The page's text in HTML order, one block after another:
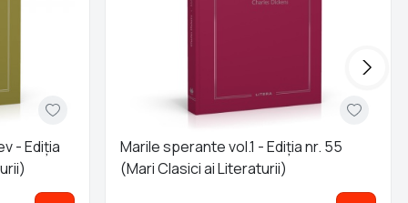
- Ediția
Marile sperante vol.1 - Ediția nr. 55
(Mari Clasici ai Literaturii)